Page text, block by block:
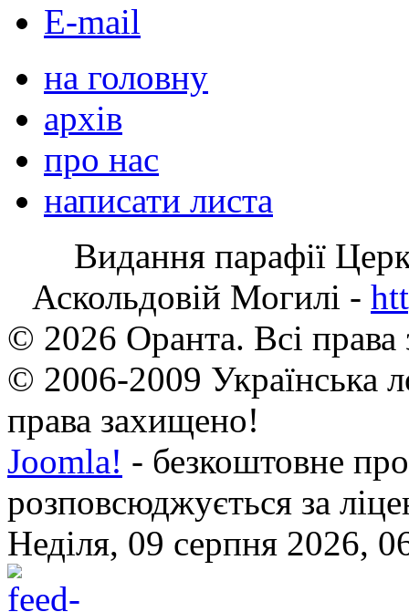
E-mail
на головну
архів
про нас
написати листа
Видання парафії
Аскольдовій Могилі -
© 2026 Оранта. Всі
© 2006-2009 Українська
права захищено!
Joomla! - безкоштовне
розповсюджується за
Неділя, 09 серпня 2026,